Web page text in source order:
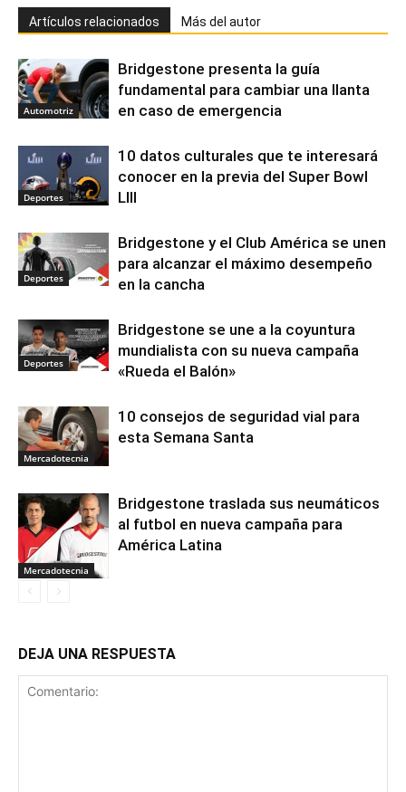
Artículos relacionados Más del autor
Automotriz
Bridgestone presenta la guía
fundamental para cambiar una llanta
en caso de emergencia
Deportes
10 datos culturales que te interesará
conocer en la previa del Super Bowl
LIII
Deportes
Bridgestone y el Club América se unen
para alcanzar el máximo desempeño
en la cancha
Deportes
Bridgestone se une a la coyuntura
mundialista con su nueva campaña
«Rueda el Balón»
Mercadotecnia
10 consejos de seguridad vial para
esta Semana Santa
Mercadotecnia
Bridgestone traslada sus neumáticos
al futbol en nueva campaña para
América Latina
DEJA UNA RESPUESTA